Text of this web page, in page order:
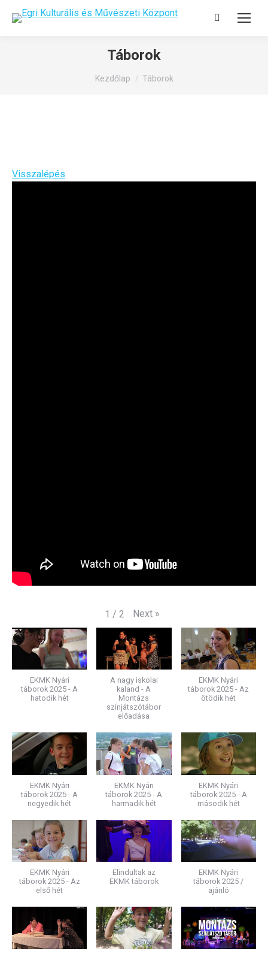
Search:
Táborok
You are here:
Kezdőlap Táborok
Visszalépés
1 / 2 Next »
EKMK Nyári
táborok 2025 - A
hatodik hét
A nagy iskolai
kaland - A
Montázs
színjátszótábor
előadása
EKMK Nyári
táborok 2025 - Az
ötödik hét
EKMK Nyári
táborok 2025 - A
negyedik hét
EKMK Nyári
táborok 2025 - A
harmadik hét
EKMK Nyári
táborok 2025 - A
második hét
EKMK Nyári
táborok 2025 - Az
első hét
Elindultak az
EKMK táborok
EKMK Nyári
táborok 2025 /
ajánló